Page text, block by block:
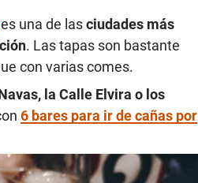
es una de lasciudades más
. Las tapas son bastante
con varias comes.
la Calle Elvira o los
6 bares para ir de cañas por